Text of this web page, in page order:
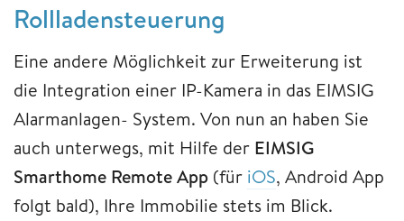
Rollladensteuerung
Eine andere Möglichkeit zur Erweiterung ist
die Integration einer IP-Kamera in das EIMSIG
Alarmanlagen- System. Von nun an haben Sie
auch unterwegs, mit Hilfe der EIMSIG
Smarthome Remote App (für iOS, Android App
folgt bald), Ihre Immobilie stets im Blick.